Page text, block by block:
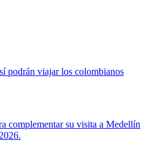
podrán viajar los colombianos
complementar su visita a Medellín